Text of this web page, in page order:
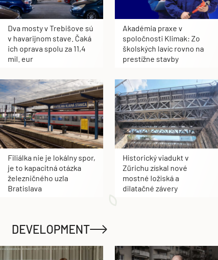
Dva mosty v Trebišove sú
v havarijnom stave. Čaká
ich oprava spolu za 11,4
mil. eur
Akadémia praxe v
spoločnosti Klimak: Zo
školských lavíc rovno na
prestížne stavby
Filiálka nie je lokálny spor,
je to kapacitná otázka
železničného uzla
Bratislava
Historický viadukt v
Zürichu získal nové
mostné ložiská a
dilatačné závery
DEVELOPMENT